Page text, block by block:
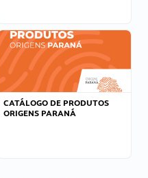
CATÁLOGO DE PRODUTOS
ORIGENS PARANÁ